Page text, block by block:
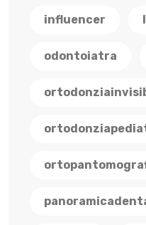
influencer
odontoiatra